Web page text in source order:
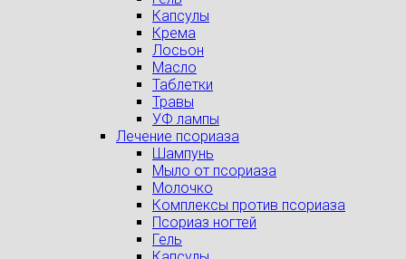
Капсулы
Крема
Лосьон
Масло
Таблетки
Травы
УФ лампы
Лечение псориаза
Шампунь
Мыло от псориаза
Молочко
Комплексы против псориаза
Псориаз ногтей
Гель